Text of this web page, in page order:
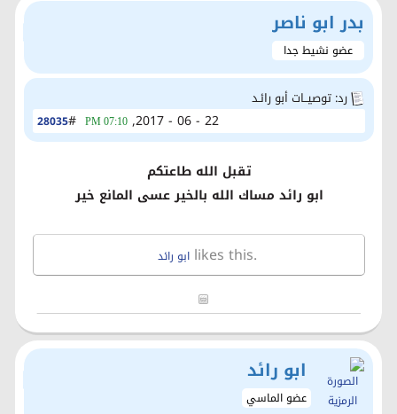
بدر ابو ناصر
عضو نشيط جدا
رد: توصيــات أبو رائـد
28035# 22 - 06 - 2017,
07:10 PM
تقبل الله طاعتكم
ابو رائد مساك الله بالخير عسى المانع خير
ابو رائدlikes this.
ابو رائد
عضو الماسي